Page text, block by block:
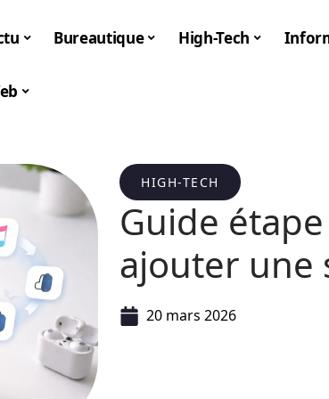
Bureautique High-Tech
HIGH-TECH
Guide
ajouter une
20 mars 2026